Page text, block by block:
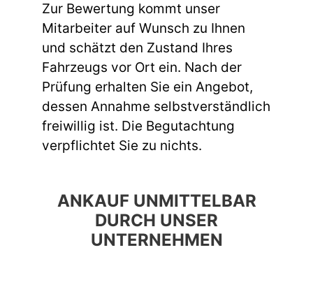
Zur Bewertung kommt unser
Mitarbeiter auf Wunsch zu Ihnen
und schätzt den Zustand Ihres
Fahrzeugs vor Ort ein. Nach der
Prüfung erhalten Sie ein Angebot,
dessen Annahme selbstverständlich
freiwillig ist. Die Begutachtung
verpflichtet Sie zu nichts.
ANKAUF UNMITTELBAR
DURCH UNSER
UNTERNEHMEN